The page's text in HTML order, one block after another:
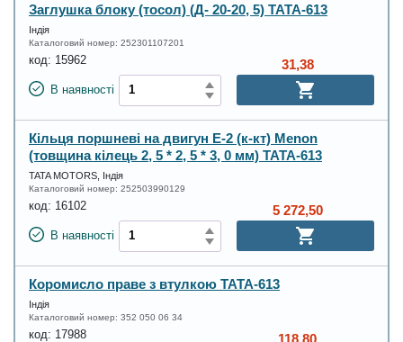
Заглушка блоку (тосол) (Д- 20-20, 5) ТАТА-613
Індія
Каталоговий номер: 252301107201
код: 15962
В наявності
31,38
Кільця поршневі на двигун Е-2 (к-кт) Menon
(товщина кілець 2, 5 * 2, 5 * 3, 0 мм) ТАТА-613
TATA MOTORS, Індія
Каталоговий номер: 252503990129
код: 16102
В наявності
5 272,50
Коромисло праве з втулкою ТАТА-613
Індія
Каталоговий номер: 352 050 06 34
код: 17988